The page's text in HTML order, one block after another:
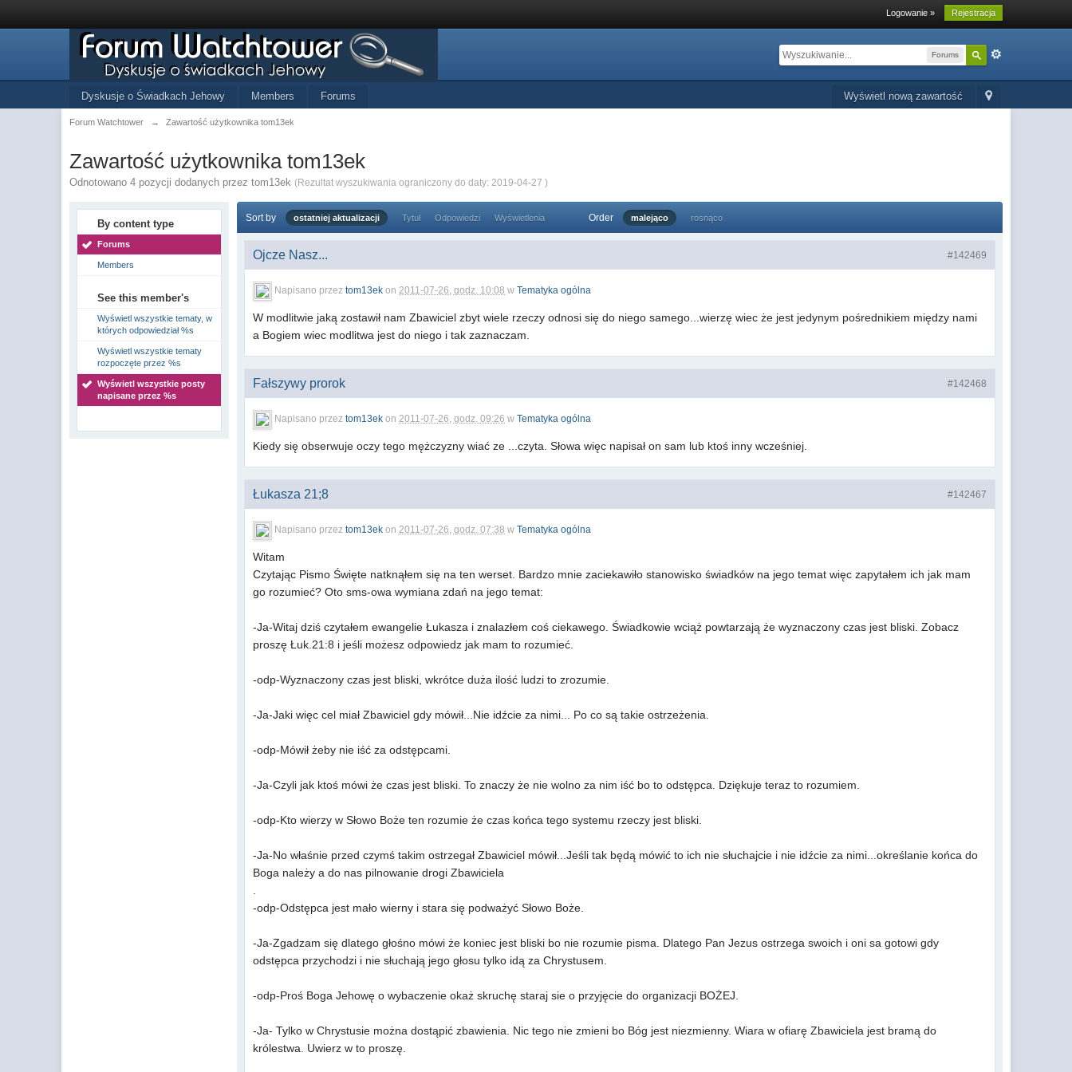
Logowanie » Rejestracja
Forums
Wyświetl nową zawartość
Dyskusje o Świadkach Jehowy Members Forums
Forum Watchtower → Zawartość użytkownika tom13ek
Zawartość użytkownika tom13ek
Odnotowano 4 pozycji dodanych przez tom13ek (Rezultat wyszukiwania ograniczony do daty: 2019-04-27 )
By content type
Forums
Members
See this member's
Wyświetl wszystkie tematy, w
których odpowiedział %s
Wyświetl wszystkie tematy
rozpoczęte przez %s
Wyświetl wszystkie posty
napisane przez %s
Sort by ostatniej aktualizacji Tytuł Odpowiedzi Wyświetlenia Order malejąco rosnąco
#142469
Ojcze Nasz...
Napisano przeztom13ek on2011-07-26, godz. 10:08 wTematyka ogólna
W modlitwie jaką zostawił nam Zbawiciel zbyt wiele rzeczy odnosi się do niego samego...wierzę wiec że jest jedynym pośrednikiem między nami
a Bogiem wiec modlitwa jest do niego i tak zaznaczam.
#142468
Fałszywy prorok
Napisano przeztom13ek on2011-07-26, godz. 09:26 wTematyka ogólna
Kiedy się obserwuje oczy tego mężczyzny wiać ze ...czyta. Słowa więc napisał on sam lub ktoś inny wcześniej.
#142467
Łukasza 21;8
Napisano przeztom13ek on2011-07-26, godz. 07:38 wTematyka ogólna
Witam
Czytając Pismo Święte natknąłem się na ten werset. Bardzo mnie zaciekawiło stanowisko świadków na jego temat więc zapytałem ich jak mam
go rozumieć? Oto sms-owa wymiana zdań na jego temat:
-Ja-Witaj dziś czytałem ewangelie Łukasza i znalazłem coś ciekawego. Świadkowie wciąż powtarzają że wyznaczony czas jest bliski. Zobacz
proszę Łuk.21:8 i jeśli możesz odpowiedz jak mam to rozumieć.
-odp-Wyznaczony czas jest bliski, wkrótce duża ilość ludzi to zrozumie.
-Ja-Jaki więc cel miał Zbawiciel gdy mówił...Nie idźcie za nimi... Po co są takie ostrzeżenia.
-odp-Mówił żeby nie iść za odstępcami.
-Ja-Czyli jak ktoś mówi że czas jest bliski. To znaczy że nie wolno za nim iść bo to odstępca. Dziękuje teraz to rozumiem.
-odp-Kto wierzy w Słowo Boże ten rozumie że czas końca tego systemu rzeczy jest bliski.
-Ja-No właśnie przed czymś takim ostrzegał Zbawiciel mówił...Jeśli tak będą mówić to ich nie słuchajcie i nie idźcie za nimi...określanie końca do
Boga należy a do nas pilnowanie drogi Zbawiciela
-odp-Odstępca jest mało wierny i stara się podważyć Słowo Boże.
-Ja-Zgadzam się dlatego głośno mówi że koniec jest bliski bo nie rozumie pisma. Dlatego Pan Jezus ostrzega swoich i oni sa gotowi gdy
odstępca przychodzi i nie słuchają jego głosu tylko idą za Chrystusem.
-odp-Proś Boga Jehowę o wybaczenie okaż skruchę staraj sie o przyjęcie do organizacji BOŻEJ.
-Ja- Tylko w Chrystusie można dostąpić zbawienia. Nic tego nie zmieni bo Bóg jest niezmienny. Wiara w ofiarę Zbawiciela jest bramą do
królestwa. Uwierz w to proszę.